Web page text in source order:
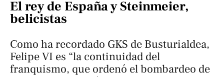
El rey de España y Steinmeier,
belicistas
Como ha recordado GKS de Busturialdea,
Felipe VI es “la continuidad del
franquismo, que ordenó el bombardeo de